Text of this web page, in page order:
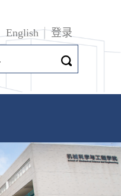
English 登录